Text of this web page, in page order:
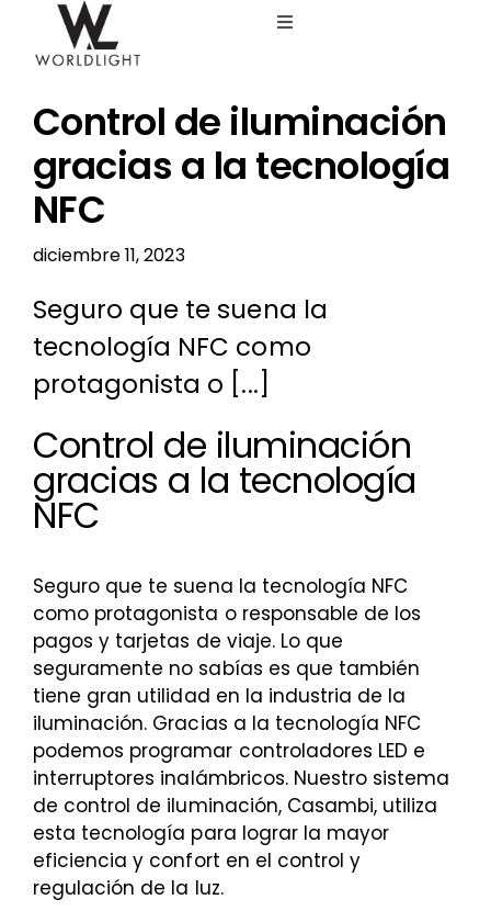
contenido
Toggle
Catálogo
Blog
Control de iluminación
gracias a la tecnología
NFC
diciembre 11, 2023
Seguro que te suena la
tecnología NFC como
protagonista o [...]
Control de iluminación
gracias a la tecnología
NFC
Seguro que te suena la tecnología NFC
como protagonista o responsable de los
pagos y tarjetas de viaje. Lo que
seguramente no sabías es que también
tiene gran utilidad en la industria de la
iluminación. Gracias a la tecnología NFC
podemos programar controladores LED e
interruptores inalámbricos. Nuestro sistema
de control de iluminación, Casambi, utiliza
esta tecnología para lograr la mayor
eficiencia y confort en el control y
regulación de la luz.